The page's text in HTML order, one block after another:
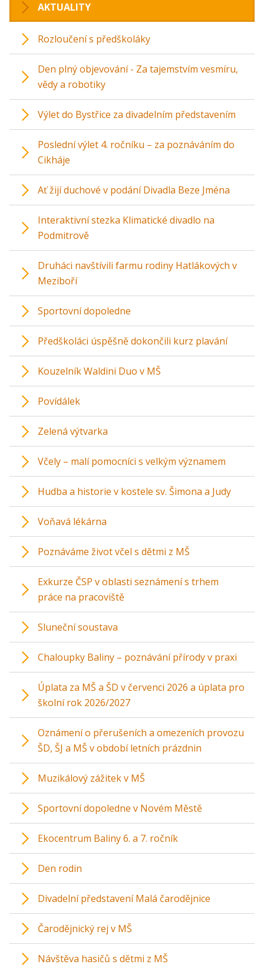
AKTUALITY
Rozloučení s předškoláky
Den plný objevování - Za tajemstvím vesmíru,
vědy a robotiky
Výlet do Bystřice za divadelním představením
Poslední výlet 4. ročníku – za poznáváním do
Cikháje
Ať žijí duchové v podání Divadla Beze Jména
Interaktivní stezka Klimatické divadlo na
Podmitrově
Druháci navštívili farmu rodiny Hatlákových v
Meziboří
Sportovní dopoledne
Předškoláci úspěšně dokončili kurz plavání
Kouzelník Waldini Duo v MŠ
Povídálek
Zelená výtvarka
Včely – malí pomocníci s velkým významem
Hudba a historie v kostele sv. Šimona a Judy
Voňavá lékárna
Poznáváme život včel s dětmi z MŠ
Exkurze ČSP v oblasti seznámení s trhem
práce na pracoviště
Sluneční soustava
Chaloupky Baliny – poznávání přírody v praxi
Úplata za MŠ a ŠD v červenci 2026 a úplata pro
školní rok 2026/2027
Oznámení o přerušeních a omezeních provozu
ŠD, ŠJ a MŠ v období letních prázdnin
Muzikálový zážitek v MŠ
Sportovní dopoledne v Novém Městě
Ekocentrum Baliny 6. a 7. ročník
Den rodin
Divadelní představení Malá čarodějnice
Čarodějnický rej v MŠ
Návštěva hasičů s dětmi z MŠ